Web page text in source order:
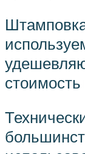
стоимость